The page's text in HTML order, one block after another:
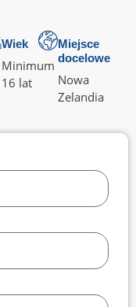
Wiek
Minimum
16 lat
Miejsce
docelowe
Nowa
Zelandia